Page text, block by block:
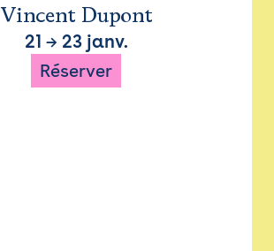
Vincent Dupont
21 → 23 janv.
Réserver